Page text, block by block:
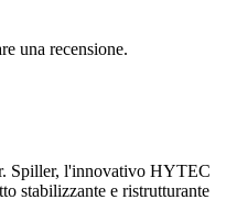
una recensione.
Spiller, l'innovativo HYTEC
stabilizzante e ristrutturante